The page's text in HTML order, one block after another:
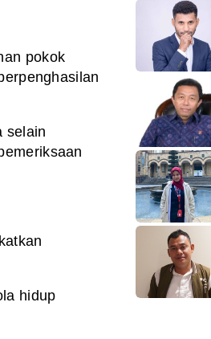
pokok
selain
hidup